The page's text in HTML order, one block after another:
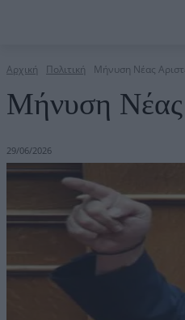
Αρχική Πολιτική Μήνυση Νέας
Μήνυση Νέας
29/06/2026